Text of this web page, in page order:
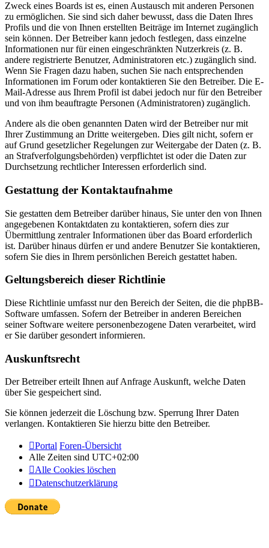
Zweck eines Boards ist es, einen Austausch mit anderen Personen
zu ermöglichen. Sie sind sich daher bewusst, dass die Daten Ihres
Profils und die von Ihnen erstellten Beiträge im Internet zugänglich
sein können. Der Betreiber kann jedoch festlegen, dass einzelne
Informationen nur für einen eingeschränkten Nutzerkreis (z. B.
andere registrierte Benutzer, Administratoren etc.) zugänglich sind.
Wenn Sie Fragen dazu haben, suchen Sie nach entsprechenden
Informationen im Forum oder kontaktieren Sie den Betreiber. Die E-
Mail-Adresse aus Ihrem Profil ist dabei jedoch nur für den Betreiber
und von ihm beauftragte Personen (Administratoren) zugänglich.
Andere als die oben genannten Daten wird der Betreiber nur mit
Ihrer Zustimmung an Dritte weitergeben. Dies gilt nicht, sofern er
auf Grund gesetzlicher Regelungen zur Weitergabe der Daten (z. B.
an Strafverfolgungsbehörden) verpflichtet ist oder die Daten zur
Durchsetzung rechtlicher Interessen erforderlich sind.
Gestattung der Kontaktaufnahme
Sie gestatten dem Betreiber darüber hinaus, Sie unter den von Ihnen
angegebenen Kontaktdaten zu kontaktieren, sofern dies zur
Übermittlung zentraler Informationen über das Board erforderlich
ist. Darüber hinaus dürfen er und andere Benutzer Sie kontaktieren,
sofern Sie dies in Ihrem persönlichen Bereich gestattet haben.
Geltungsbereich dieser Richtlinie
Diese Richtlinie umfasst nur den Bereich der Seiten, die die phpBB-
Software umfassen. Sofern der Betreiber in anderen Bereichen
seiner Software weitere personenbezogene Daten verarbeitet, wird
er Sie darüber gesondert informieren.
Auskunftsrecht
Der Betreiber erteilt Ihnen auf Anfrage Auskunft, welche Daten
über Sie gespeichert sind.
Sie können jederzeit die Löschung bzw. Sperrung Ihrer Daten
verlangen. Kontaktieren Sie hierzu bitte den Betreiber.
Portal Foren-Übersicht
Alle Zeiten sind UTC+02:00
Alle Cookies löschen
Datenschutzerklärung